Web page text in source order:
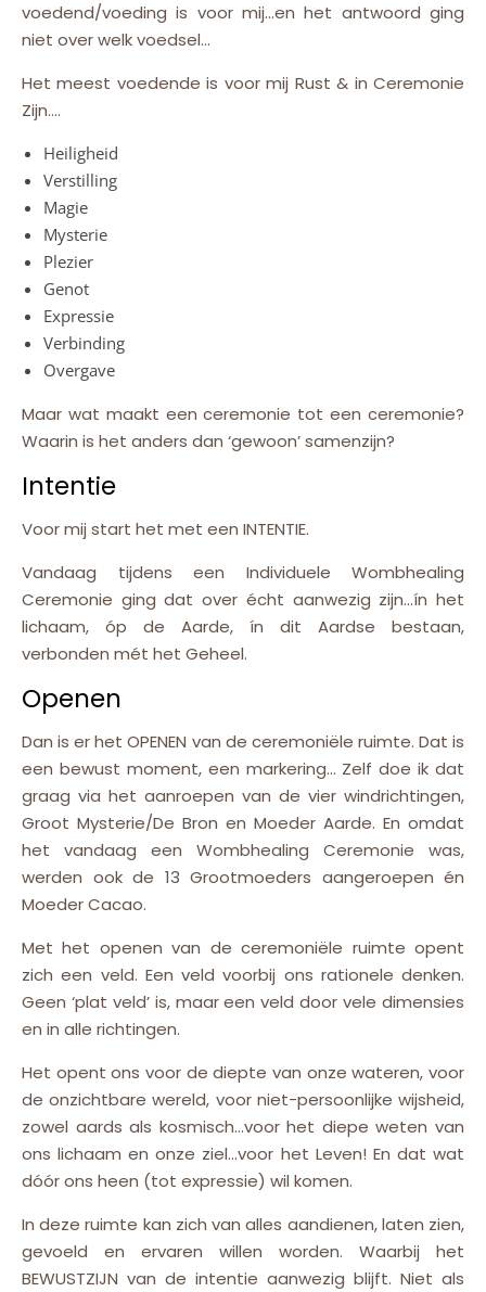
voedend/voeding is voor mij…en het antwoord ging
niet over welk voedsel…
Het meest voedende is voor mij Rust & in Ceremonie
Zijn….
Heiligheid
Verstilling
Magie
Mysterie
Plezier
Genot
Expressie
Verbinding
Overgave
Maar wat maakt een ceremonie tot een ceremonie?
Waarin is het anders dan ‘gewoon’ samenzijn?
Intentie
Voor mij start het met een INTENTIE.
Vandaag tijdens een Individuele Wombhealing
Ceremonie ging dat over écht aanwezig zijn…ín het
lichaam, óp de Aarde, ín dit Aardse bestaan,
verbonden mét het Geheel.
Openen
Dan is er het OPENEN van de ceremoniële ruimte. Dat is
een bewust moment, een markering… Zelf doe ik dat
graag via het aanroepen van de vier windrichtingen,
Groot Mysterie/De Bron en Moeder Aarde. En omdat
het vandaag een Wombhealing Ceremonie was,
werden ook de 13 Grootmoeders aangeroepen én
Moeder Cacao.
Met het openen van de ceremoniële ruimte opent
zich een veld. Een veld voorbij ons rationele denken.
Geen ‘plat veld’ is, maar een veld door vele dimensies
en in alle richtingen.
Het opent ons voor de diepte van onze wateren, voor
de onzichtbare wereld, voor niet-persoonlijke wijsheid,
zowel aards als kosmisch…voor het diepe weten van
ons lichaam en onze ziel…voor het Leven! En dat wat
dóór ons heen (tot expressie) wil komen.
In deze ruimte kan zich van alles aandienen, laten zien,
gevoeld en ervaren willen worden. Waarbij het
BEWUSTZIJN van de intentie aanwezig blijft. Niet als